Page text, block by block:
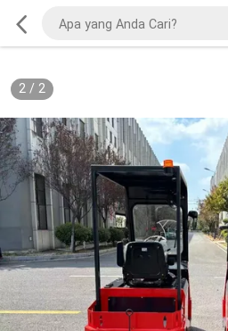
2/ 2